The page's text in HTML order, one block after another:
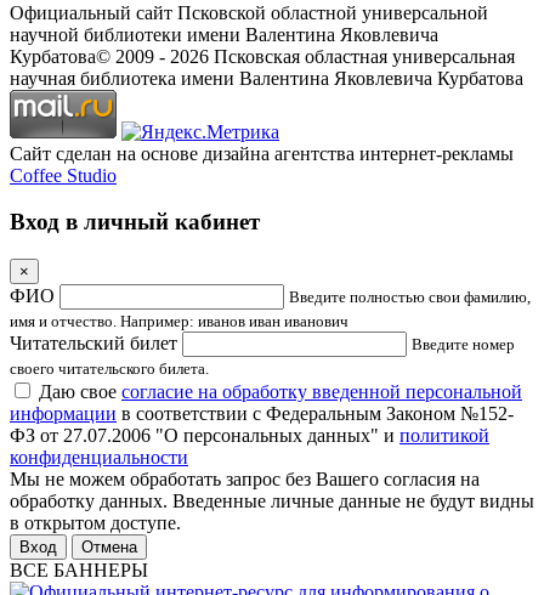
Официальный сайт Псковской областной универсальной
научной библиотеки имени Валентина Яковлевича
Курбатова© 2009 - 2026 Псковская областная универсальная
научная библиотека имени Валентина Яковлевича Курбатова
Сайт сделан на основе дизайна агентства интернет-рекламы
Coffee Studio
Вход в личный кабинет
×
ФИО
Введите полностью свои фамилию,
имя и отчество. Например: иванов иван иванович
Читательский билет
Введите номер
своего читательского билета.
Даю свое согласие на обработку введенной персональной
информации в соответствии с Федеральным Законом №152-
ФЗ от 27.07.2006 "О персональных данных" и политикой
конфиденциальности
Мы не можем обработать запрос без Вашего согласия на
обработку данных. Введенные личные данные не будут видны
в открытом доступе.
Отмена
ВСЕ БАННЕРЫ